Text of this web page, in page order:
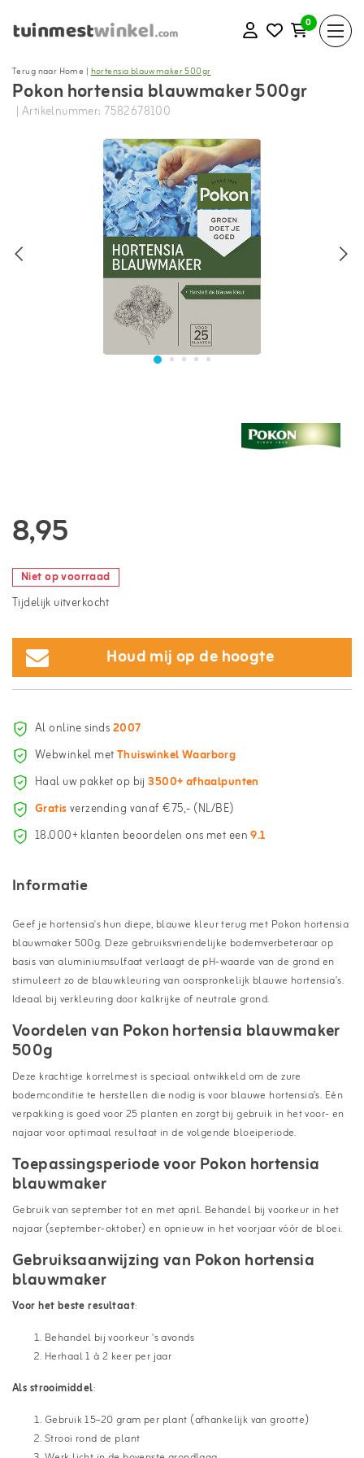
0
Terug naar Home |hortensia blauwmaker 500gr
Pokon hortensia blauwmaker 500gr
| Artikelnummer: 7582678100
8,95
Niet op voorraad
Tijdelijk uitverkocht
Houd mij op de hoogte
Al online sinds2007
Webwinkel metThuiswinkel Waarborg
Haal uw pakket op bij3500+ afhaalpunten
Gratisverzending vanaf €75,- (NL/BE)
18.000+ klanten beoordelen ons met een9.1
Informatie
Geef je hortensia's hun diepe, blauwe kleur terug met Pokon hortensia
blauwmaker 500g. Deze gebruiksvriendelijke bodemverbeteraar op
basis van aluminiumsulfaat verlaagt de pH-waarde van de grond en
stimuleert zo de blauwkleuring van oorspronkelijk blauwe hortensia’s.
Ideaal bij verkleuring door kalkrijke of neutrale grond.
Voordelen van Pokon hortensia blauwmaker
500g
Deze krachtige korrelmest is speciaal ontwikkeld om de zure
bodemconditie te herstellen die nodig is voor blauwe hortensia’s. Eén
verpakking is goed voor 25 planten en zorgt bij gebruik in het voor- en
najaar voor optimaal resultaat in de volgende bloeiperiode.
Toepassingsperiode voor Pokon hortensia
blauwmaker
Gebruik van september tot en met april. Behandel bij voorkeur in het
najaar (september-oktober) en opnieuw in het voorjaar vóór de bloei.
Gebruiksaanwijzing van Pokon hortensia
blauwmaker
Voor het beste resultaat:
Behandel bij voorkeur 's avonds
Herhaal 1 à 2 keer per jaar
Als strooimiddel:
Gebruik 15–20 gram per plant (afhankelijk van grootte)
Strooi rond de plant